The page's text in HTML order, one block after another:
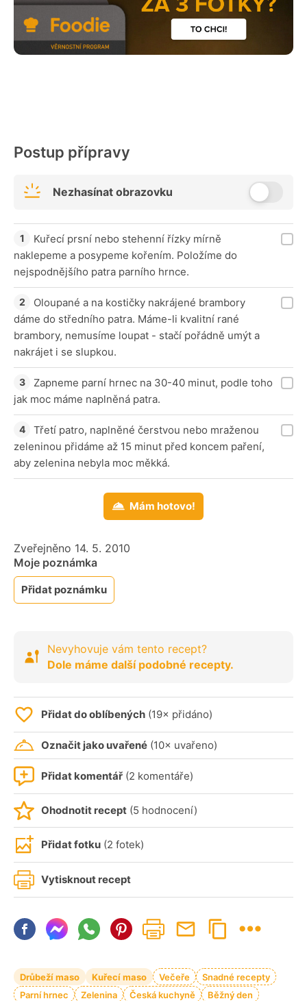
Postup přípravy
Nezhasínat obrazovku
Kuřecí prsní nebo stehenní řízky mírně
naklepeme a posypeme kořením. Položíme do
nejspodnějšího patra parního hrnce.
Oloupané a na kostičky nakrájené brambory
dáme do středního patra. Máme-li kvalitní rané
brambory, nemusíme loupat - stačí pořádně umýt a
nakrájet i se slupkou.
Zapneme parní hrnec na 30-40 minut, podle toho
jak moc máme naplněná patra.
Třetí patro, naplněné čerstvou nebo mraženou
zeleninou přidáme až 15 minut před koncem paření,
aby zelenina nebyla moc měkká.
Mám hotovo!
Zveřejněno 14. 5. 2010
Moje poznámka
Přidat poznámku
Nevyhovuje vám tento recept?
Dole máme další podobné recepty.
Přidat do oblíbených (19× přidáno)
Označit jako uvařené (10× uvařeno)
Přidat komentář (2 komentáře)
Ohodnotit recept (5 hodnocení)
Přidat fotku (2 fotek)
Vytisknout recept
Drůbeží maso Kuřecí maso Večeře
Snadné recepty
Parní hrnec
Zelenina Česká kuchyně
Běžný den